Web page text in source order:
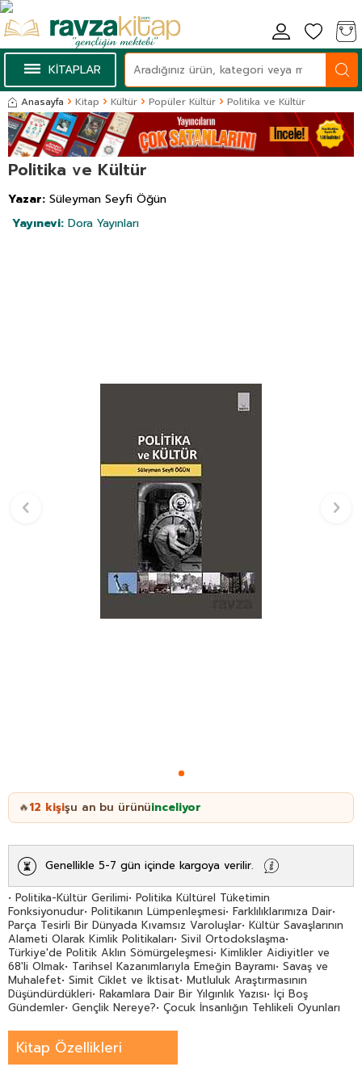
KİTAPLAR
Anasayfa Kitap Kültür Popüler Kültür Politika ve Kültür
Politika ve Kültür
Yazar: Süleyman Seyfi Öğün
Yayınevi: Dora Yayınları
🔥12 kişişu an bu ürünüinceliyor
Genellikle 5-7 gün içinde kargoya verilir.
• Politika-Kültür Gerilimi• Politika Kültürel Tüketimin
Fonksiyonudur• Politikanın Lümpenleşmesi• Farklılıklarımıza Dair•
Parça Tesirli Bir Dünyada Kıvamsız Varoluşlar• Kültür Savaşlarının
Alameti Olarak Kimlik Politikaları• Sivil Ortodokslaşma•
Türkiye'de Politik Aklın Sömürgeleşmesi• Kimlikler Aidiyitler ve
68'li Olmak• Tarihsel Kazanımlarıyla Emeğin Bayramı• Savaş ve
Muhalefet• Simit Ciklet ve İktisat• Mutluluk Araştırmasının
Düşündürdükleri• Rakamlara Dair Bir Yılgınlık Yazısı• İçi Boş
Gündemler• Gençlik Nereye?• Çocuk İnsanlığın Tehlikeli Oyunları
Kitap Özellikleri